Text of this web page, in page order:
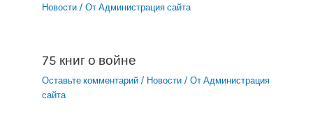
Новости / От Администрация сайта
75 книг о войне
Оставьте комментарий / Новости / От Администрация
сайта